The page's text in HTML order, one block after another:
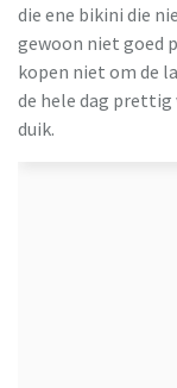
die ene bikini die
gewoon niet goed
kopen niet om de
de hele dag
duik.